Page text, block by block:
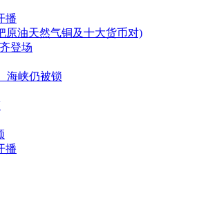
播
原油天然气铜及十大货币对)
登场
海峡仍被锁
播